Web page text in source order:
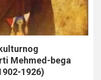
Mehmed-bega
1926)